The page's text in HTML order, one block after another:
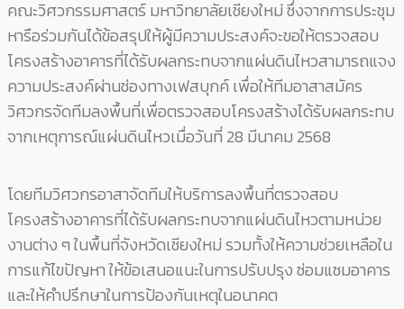
คณะวิศวกรรมศาสตร์ มหาวิทยาลัยเชียงใหม่ ซึ่งจากการประชุม
หารือร่วมกันได้ข้อสรุปให้ผู้มีความประสงค์จะขอให้ตรวจสอบ
โครงสร้างอาคารที่ได้รับผลกระทบจากแผ่นดินไหวสามารถแจง
ความประสงค์ผ่านช่องทางเฟสบุกค์ เพื่อให้ทีมอาสาสมัคร
วิศวกรจัดทีมลงพื้นที่เพื่อตรวจสอบโครงสร้างได้รับผลกระทบ
จากเหตุการณ์แผ่นดินไหวเมื่อวันที่ 28 มีนาคม 2568
โดยทีมวิศวกรอาสาจัดทีมให้บริการลงพื้นที่ตรวจสอบ
โครงสร้างอาคารที่ได้รับผลกระทบจากแผ่นดินไหวตามหน่วย
งานต่าง ๆ ในพื้นที่จังหวัดเชียงใหม่ รวมทั้งให้ความช่วยเหลือใน
การแก้ไขปัญหา ให้ข้อเสนอแนะในการปรับปรุง ซ่อมแซมอาคาร
และให้คำปรึกษาในการป้องกันเหตุในอนาคต